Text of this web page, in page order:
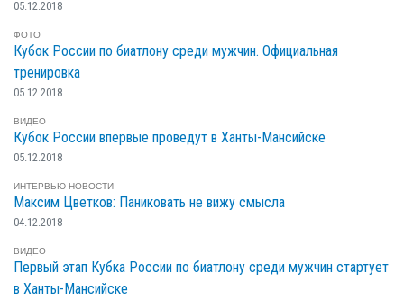
05.12.2018
ФОТО
Кубок России по биатлону среди мужчин. Официальная
тренировка
05.12.2018
ВИДЕО
Кубок России впервые проведут в Ханты-Мансийске
05.12.2018
ИНТЕРВЬЮ НОВОСТИ
Максим Цветков: Паниковать не вижу смысла
04.12.2018
ВИДЕО
Первый этап Кубка России по биатлону среди мужчин стартует
в Ханты-Мансийске